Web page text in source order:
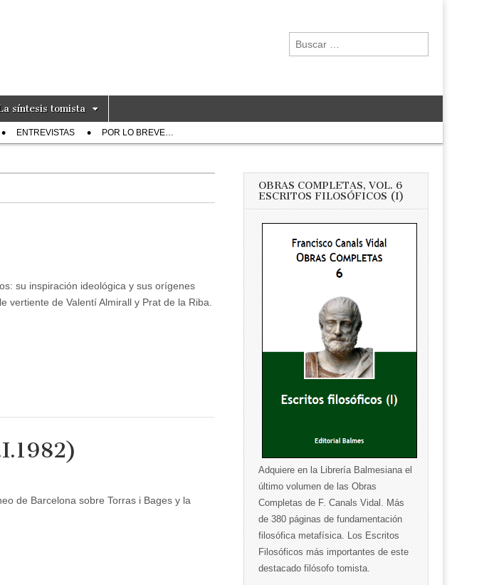
Buscar:
síntesis tomista
ENTREVISTAS POR LO BREVE…
su inspiración ideológica y sus orígenes
vertiente de Valentí Almirall y Prat de la Riba.
de Barcelona sobre Torras i Bages y la
OBRAS COMPLETAS, VOL. 6
ESCRITOS FILOSÓFICOS (I)
Adquiere en la Librería Balmesiana el
último volumen de las Obras
Completas de F. Canals Vidal. Más
de 380 páginas de fundamentación
filosófica metafísica. Los Escritos
Filosóficos más importantes de este
destacado filósofo tomista.